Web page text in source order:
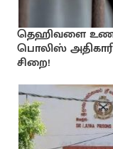
தெஹிவளை
பொலிஸ்
சிறை!